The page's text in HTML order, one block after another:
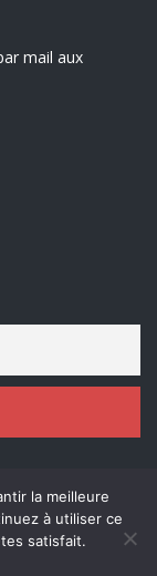
mail aux
la meilleure
à utiliser ce
satisfait.